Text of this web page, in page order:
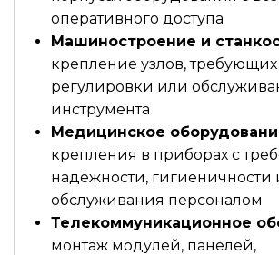
оперативного доступа
Машиностроение и
крепление узлов, требующих
регулировки или
инструмента
Медицинское
крепления в приборах с
надёжности, гигиеничности
обслуживания персоналом
Телекоммуникационное
монтаж модулей, панелей,